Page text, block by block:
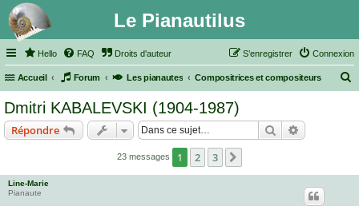
Le Pianautilus
Hello FAQ Droits d'auteur Connexion
S’enregistrer
Accueil Forum Les pianautes Compositrices et compositeurs
Dmitri KABALEVSKI (1904-1987)
Répondre Rechercher
23 messages 1 2 3
Line-Marie
Pianaute